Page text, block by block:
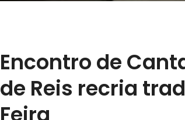
Encontro de
de Reis recria